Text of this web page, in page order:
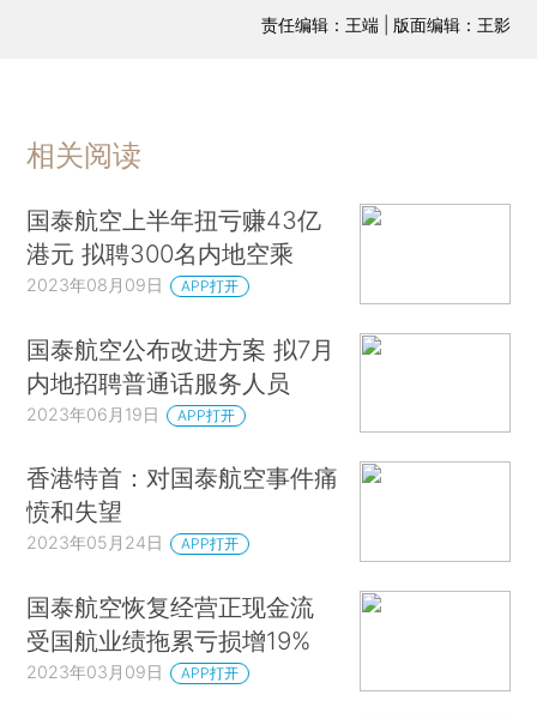
责任编辑：王端 | 版面编辑：王影
相关阅读
国泰航空上半年扭亏赚43亿
港元 拟聘300名内地空乘
2023年08月09日 APP打开
国泰航空公布改进方案 拟7月
内地招聘普通话服务人员
2023年06月19日 APP打开
香港特首：对国泰航空事件痛
愤和失望
2023年05月24日 APP打开
国泰航空恢复经营正现金流
受国航业绩拖累亏损增19%
2023年03月09日 APP打开